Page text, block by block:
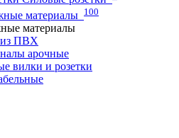
материалы 100
материалы
из ПВХ
арочные
вилки и розетки